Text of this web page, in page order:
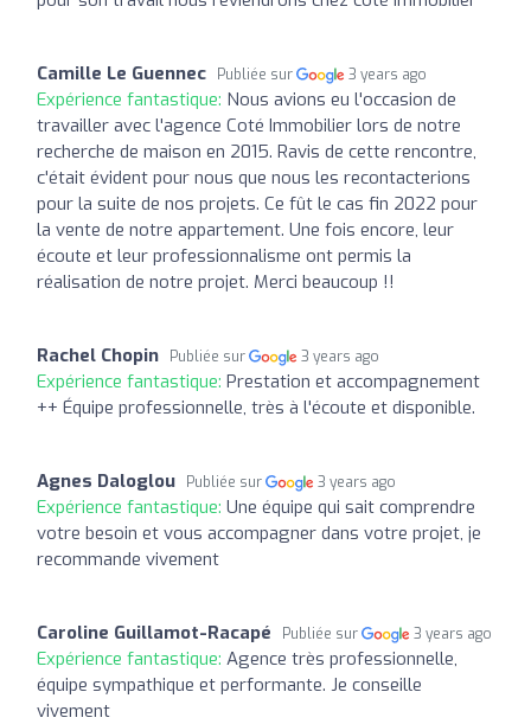
Camille Le Guennec Publiée sur 3 years ago
Expérience fantastique: Nous avions eu l'occasion de
travailler avec l'agence Coté Immobilier lors de notre
recherche de maison en 2015. Ravis de cette rencontre,
c'était évident pour nous que nous les recontacterions
pour la suite de nos projets. Ce fût le cas fin 2022 pour
la vente de notre appartement. Une fois encore, leur
écoute et leur professionnalisme ont permis la
réalisation de notre projet. Merci beaucoup !!
Rachel Chopin Publiée sur 3 years ago
Expérience fantastique: Prestation et accompagnement
++ Équipe professionnelle, très à l'écoute et disponible.
Agnes Daloglou Publiée sur 3 years ago
Expérience fantastique: Une équipe qui sait comprendre
votre besoin et vous accompagner dans votre projet, je
recommande vivement
Caroline Guillamot-Racapé Publiée sur 3 years ago
Expérience fantastique: Agence très professionnelle,
équipe sympathique et performante. Je conseille
vivement